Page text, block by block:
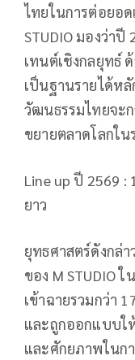
ไทยในการต่อยอ
STUDIO มองว่า
เทนต์เชิงกลยุทธ์
เป็นฐานรายได้ห
วัฒนธรรมไทยจะ
ขยายตลาดโลกใน
Line up ปี 2569 :
ยาว
ยุทธศาสตร์ดังกล่
ของ M STUDIO
เข้าฉายรวมกว่า
และถูกออกแบบใ
และศักยภาพในก